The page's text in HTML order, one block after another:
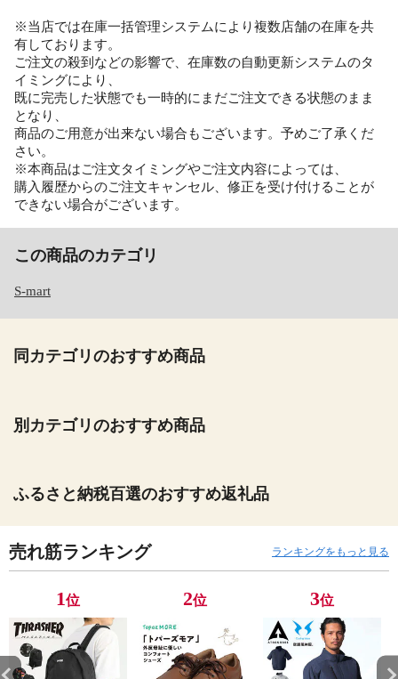
※当店では在庫一括管理システムにより複数店舗の在庫を共
有しております。
ご注文の殺到などの影響で、在庫数の自動更新システムのタ
イミングにより、
既に完売した状態でも一時的にまだご注文できる状態のまま
となり、
商品のご用意が出来ない場合もございます。予めご了承くだ
さい。
※本商品はご注文タイミングやご注文内容によっては、
購入履歴からのご注文キャンセル、修正を受け付けることが
できない場合がございます。
この商品のカテゴリ
S-mart
同カテゴリのおすすめ商品
別カテゴリのおすすめ商品
ふるさと納税百選のおすすめ返礼品
売れ筋ランキング ランキングをもっと見る
1位 2位 3位